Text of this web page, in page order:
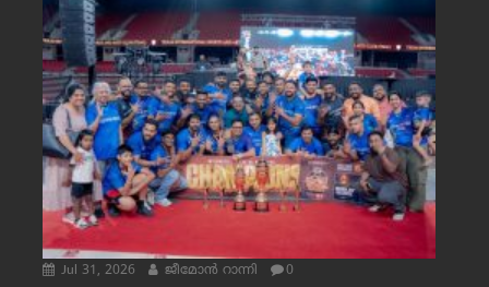
Jul 31, 2026 ജീമോന്‍ റാന്നി 0